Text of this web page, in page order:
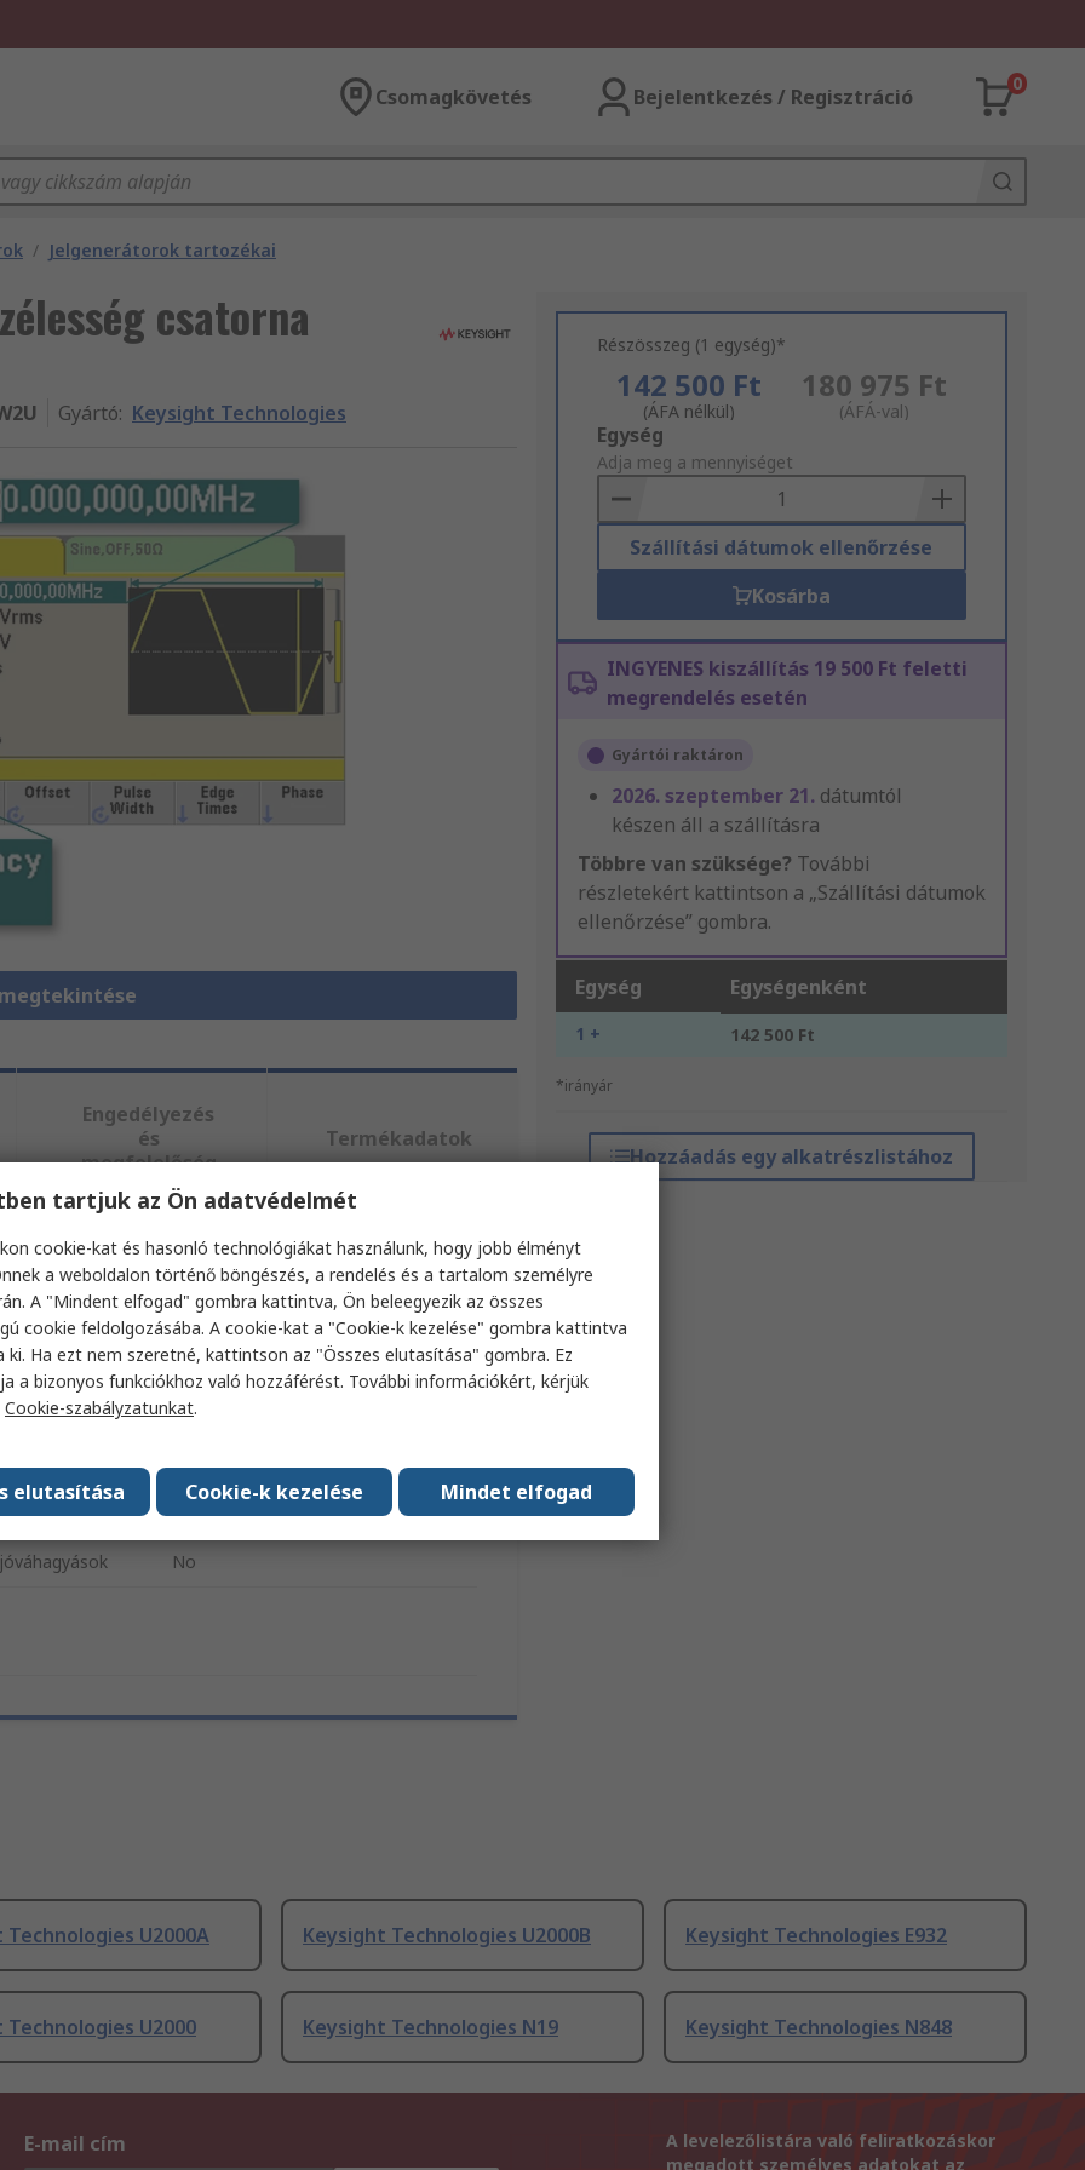
Csomagkövetés Bejelentkezés / Regisztráció
0
/ Jelgenerátorok tartozékai
csatorna
Gyártó: Keysight Technologies
Részösszeg (1 egység)*
142 500 Ft
(ÁFA nélkül)
180 975 Ft
(ÁFÁ-val)
Add
to
Basket
Egység
Adja meg a mennyiséget
Szállítási dátumok ellenőrzése
Kosárba
INGYENES kiszállítás 19 500 Ft feletti
megrendelés esetén
Gyártói raktáron
2026. szeptember 21. dátumtól
készen áll a szállításra
Többre van szüksége? További
részletekért kattintson a „Szállítási dátumok
ellenőrzése” gombra.
Egység Egységenként
1 + 142 500 Ft
*irányár
Hozzáadás egy alkatrészlistához
Engedélyezés
és
megfelelőség
Termékadatok
attribútum kiválasztásával.
Érték
Keysight Technologies
Sávszélesség csatorna
Hullámgörbe generátor kiegészítő
használható Hullámforma-generátorok
No
Technologies U2000A Keysight Technologies U2000B Keysight Technologies E932
Technologies U2000 Keysight Technologies N19 Keysight Technologies N848
E-mail cím
A levelezőlistára való feliratkozáskor
megadott személyes adatokat az
tartjuk az Ön adatvédelmét
cookie-kat és hasonló technológiákat használunk, hogy jobb élményt
a weboldalon történő böngészés, a rendelés és a tartalom személyre
A "Mindent elfogad" gombra kattintva, Ön beleegyezik az összes
cookie feldolgozásába. A cookie-kat a "Cookie-k kezelése" gombra kattintva
ki. Ha ezt nem szeretné, kattintson az "Összes elutasítása" gombra. Ez
a bizonyos funkciókhoz való hozzáférést. További információkért, kérjük
Cookie-szabályzatunkat.
Mindet elfogad
Cookie-k kezelése
elutasítása